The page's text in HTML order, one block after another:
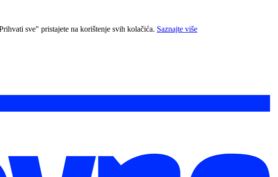
sve" pristajete na korištenje svih kolačića. Saznajte više